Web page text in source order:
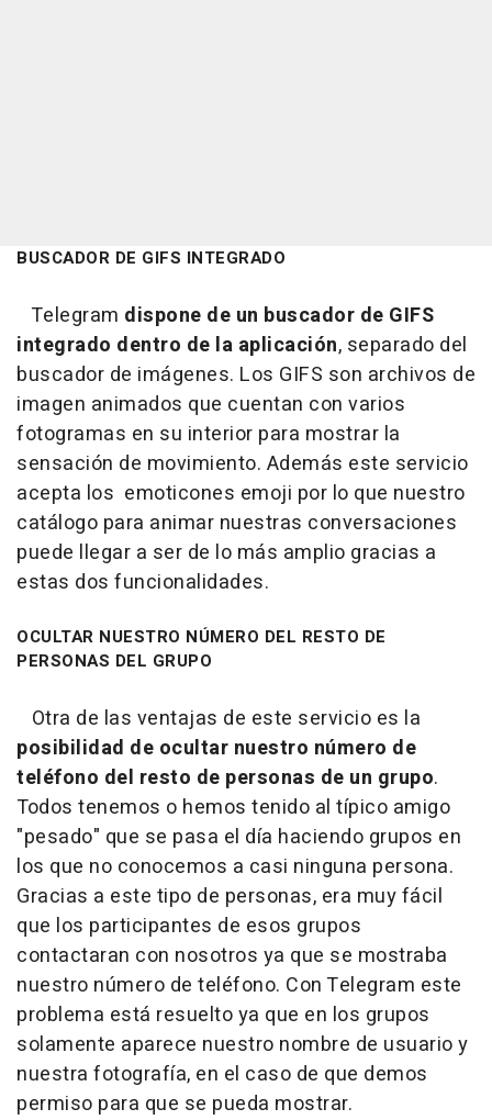
BUSCADOR DE GIFS INTEGRADO
Telegram dispone de un buscador de GIFS
integrado dentro de la aplicación, separado del
buscador de imágenes. Los GIFS son archivos de
imagen animados que cuentan con varios
fotogramas en su interior para mostrar la
sensación de movimiento. Además este servicio
acepta los emoticones emoji por lo que nuestro
catálogo para animar nuestras conversaciones
puede llegar a ser de lo más amplio gracias a
estas dos funcionalidades.
OCULTAR NUESTRO NÚMERO DEL RESTO DE
PERSONAS DEL GRUPO
Otra de las ventajas de este servicio es la
posibilidad de ocultar nuestro número de
teléfono del resto de personas de un grupo.
Todos tenemos o hemos tenido al típico amigo
"pesado" que se pasa el día haciendo grupos en
los que no conocemos a casi ninguna persona.
Gracias a este tipo de personas, era muy fácil
que los participantes de esos grupos
contactaran con nosotros ya que se mostraba
nuestro número de teléfono. Con Telegram este
problema está resuelto ya que en los grupos
solamente aparece nuestro nombre de usuario y
nuestra fotografía, en el caso de que demos
permiso para que se pueda mostrar.